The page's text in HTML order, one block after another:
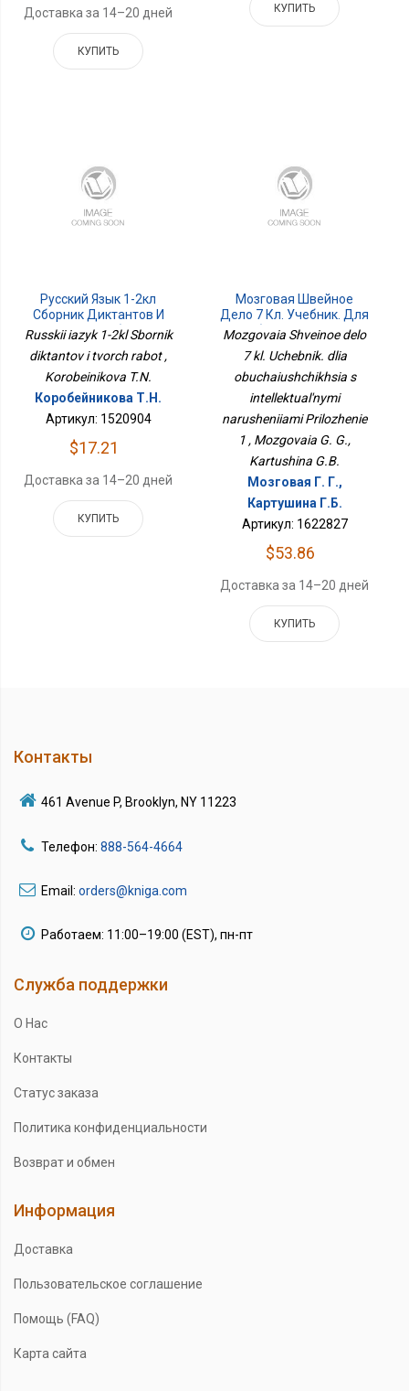
Доставка за 14–20 дней
КУПИТЬ
КУПИТЬ
Русский Язык 1-2кл
Сборник Диктантов И
Творч Работ
Russkii iazyk 1-2kl Sbornik
diktantov i tvorch rabot ,
Korobeinikova T.N.
Коробейникова Т.Н.
Артикул: 1520904
$17.21
Доставка за 14–20 дней
КУПИТЬ
Мозговая Швейное
Дело 7 Кл. Учебник. Для
Обучающихся С
Интеллектуальными
Нарушениями
Приложение 1
Mozgovaia Shveinoe delo
7 kl. Uchebnik. dlia
obuchaiushchikhsia s
intellektual'nymi
narusheniiami Prilozhenie
1 , Mozgovaia G. G.,
Kartushina G.B.
Мозговая Г. Г.,
Картушина Г.Б.
Артикул: 1622827
$53.86
Доставка за 14–20 дней
КУПИТЬ
Контакты
461 Avenue P, Brooklyn, NY 11223
Телефон: 888-564-4664
Email: orders@kniga.com
Работаем: 11:00–19:00 (EST), пн-пт
Служба поддержки
О Нас
Контакты
Статус заказа
Политика конфиденциальности
Возврат и обмен
Информация
Доставка
Пользовательское соглашение
Помощь (FAQ)
Карта сайта